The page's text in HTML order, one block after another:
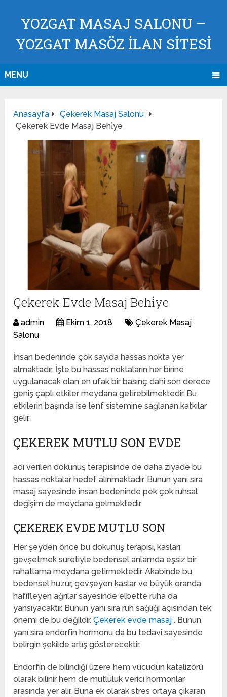
YOZGAT MASAJ SALONU –
YOZGAT MASÖZ İLAN SİTESİ
MENU
Anasayfa
Çekerek Masaj Salonu
Çekerek Evde Masaj Behi̇ye
Çekerek Evde Masaj Behi̇ye
admin Ekim 1, 2018
Çekerek Masaj
Salonu
İnsan bedeninde çok sayıda hassas nokta yer
almaktadır. İşte bu hassas noktaların her birine
uygulanacak olan en ufak bir basınç dahi son derece
geniş çaplı etkiler meydana getirebilmektedir. Bu
etkilerin başında ise lenf sistemine sağlanan katkılar
gelir.
ÇEKEREK MUTLU SON EVDE
adı verilen dokunuş terapisinde de daha ziyade bu
hassas noktalar hedef alınmaktadır. Bunun yanı sıra
masaj sayesinde insan bedeninde pek çok ruhsal
değişim de meydana gelmektedir.
ÇEKEREK EVDE MUTLU SON
Her şeyden önce bu dokunuş terapisi, kasları
gevşetmek suretiyle bedensel anlamda eşsiz bir
rahatlama meydana getirmektedir. Akabinde bu
bedensel huzur, gevşeyen kaslar ve büyük oranda
hafifleyen ağrılar sayesinde elbette ruha da
yansıyacaktır. Bunun yanı sıra ruh sağlığı açısından tek
önemi de bu değildir.Çekerek evde masaj. Bunun
yanı sıra endorfin hormonu da bu tedavi sayesinde
belirgin şekilde artış gösterecektir.
Endorfin de bilindiği üzere hem vücudun katalizörü
olarak bilinir hem de mutluluk verici hormonlar
arasında yer alır. Buna ek olarak stres ortaya çıkaran